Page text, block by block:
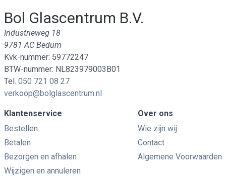
Bol Glascentrum B.V.
Industrieweg 18
9781 AC Bedum
Kvk-nummer: 59772247
BTW-nummer: NL823979003B01
Tel. 050 721 08 27
verkoop@bolglascentrum.nl
Klantenservice
Bestellen
Betalen
Bezorgen en afhalen
Wijzigen en annuleren
Over ons
Wie zijn wij
Contact
Algemene Voorwaarden